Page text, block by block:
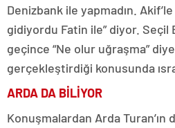
Denizbank ile yapmadın.
gidiyordu Fatin ile” diyor. Seçil
geçince “Ne olur uğraşma”
gerçekleştirdiği konusunda
ARDA DA BİLİYOR
Konuşmalardan Arda Turan’ın